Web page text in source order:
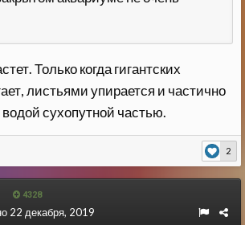
Только когда гигантских
листьями упирается и частично
сухопутной частью.
2
4328
22 декабря, 2019